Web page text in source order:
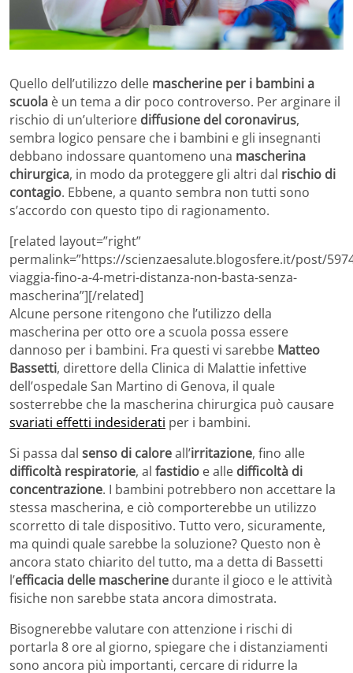
Quello dell’utilizzo delle mascherine per i bambini a
scuola è un tema a dir poco controverso. Per arginare il
rischio di un’ulteriore diffusione del coronavirus,
sembra logico pensare che i bambini e gli insegnanti
debbano indossare quantomeno una mascherina
chirurgica, in modo da proteggere gli altri dal rischio di
contagio. Ebbene, a quanto sembra non tutti sono
s’accordo con questo tipo di ragionamento.
[related layout=”right”
permalink=”https://scienzaesalute.blogosfere.it/post/
viaggia-fino-a-4-metri-distanza-non-basta-senza-
mascherina”][/related]
Alcune persone ritengono che l’utilizzo della
mascherina per otto ore a scuola possa essere
dannoso per i bambini. Fra questi vi sarebbe Matteo
Bassetti, direttore della Clinica di Malattie infettive
dell’ospedale San Martino di Genova, il quale
sosterrebbe che la mascherina chirurgica può causare
svariati effetti indesiderati per i bambini.
Si passa dal senso di caloreall’irritazione, fino alle
difficoltà respiratorie, al fastidio e alle difficoltà di
concentrazione. I bambini potrebbero non accettare la
stessa mascherina, e ciò comporterebbe un utilizzo
scorretto di tale dispositivo. Tutto vero, sicuramente,
ma quindi quale sarebbe la soluzione? Questo non è
ancora stato chiarito del tutto, ma a detta di Bassetti
l’efficacia delle mascherine durante il gioco e le attività
fisiche non sarebbe stata ancora dimostrata.
Bisognerebbe valutare con attenzione i rischi di
portarla 8 ore al giorno, spiegare che i distanziamenti
sono ancora più importanti, cercare di ridurre la